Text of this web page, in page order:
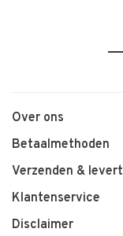
Over ons
Betaalmethoden
Verzenden &
Klantenservice
Disclaimer